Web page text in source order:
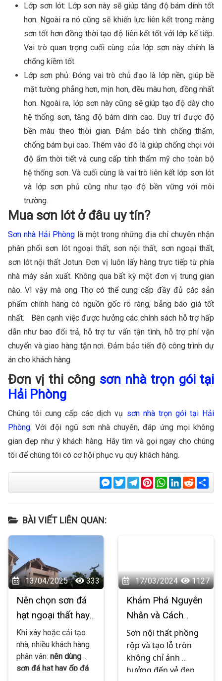
Lớp sơn lót: Lớp sơn này sẽ giúp tăng độ bám dính tốt
hơn. Ngoài ra nó cũng sẽ khiến lực liên kết trong màng
sơn tốt hơn đồng thời tạo độ liên kết tốt với lớp kế tiếp.
Vai trò quan trọng cuối cùng của lớp sơn này chính là
chống kiềm tốt.
Lớp sơn phủ: Đóng vai trò chủ đạo là lớp nền, giúp bề
mặt tường phẳng hơn, mịn hơn, đều màu hơn, đồng nhất
hơn. Ngoài ra, lớp sơn này cũng sẽ giúp tạo độ dày cho
hệ thống sơn, tăng độ bám dính cao. Duy trì được độ
bền màu theo thời gian. Đảm bảo tính chống thấm,
chống bám bụi cao. Thêm vào đó là giúp chống chọi với
độ ẩm thời tiết và cung cấp tính thẩm mỹ cho toàn bộ
hệ thống sơn. Và cuối cùng là vai trò liên kết lớp sơn lót
và lớp sơn phủ cũng như tạo độ bền vững với môi
trường.
Mua sơn lót ở đâu uy tín?
Sơn nhà Hải Phònglà một trong những địa chỉ chuyên nhận
phân phối sơn lót ngoại thất, sơn nội thất, sơn ngoại thất,
sơn lót nội thất Jotun. Đơn vị luôn lấy hàng trực tiếp từ phía
nhà máy sản xuất. Không qua bất kỳ một đơn vị trung gian
nào. Vì vậy mà ong Thợ có thể cung cấp đầy đủ các sản
phẩm chính hãng có nguồn gốc rõ ràng, bảng báo giá tốt
nhất. Bên cạnh việc được hưởng các chính sách hỗ trợ hấp
dẫn như bao đổi trả, hỗ trợ tư vấn tận tình, hỗ trợ phí vận
chuyển và giao hàng tận nơi. Đảm bảo tiến độ công trình dự
án cho khách hàng.
Đơn vị thi công sơn nhà trọn gói tại
Hải Phòng
Chúng tôi cung cấp các dịch vụ sơn nhà trọn gói tại Hải
Phòng. Với đội ngũ sơn nhà chuyên, đáp ứng mọi không
gian đẹp như ý khách hàng. Hãy tìm và gọi ngay cho chúng
tôi để chúng tôi có cơ hội phục vụ quý khách hàng.
Messenger
TwitterTelegram
Pinterest
WhatsApp
LinkedIn
Reddit
BÀI VIẾT LIÊN QUAN:
13/04/2025 333
Nên chọn sơn đá
hạt ngoại thất hay
ốp đá thật? – Tư
vấn từ người trong
nghề
Khi xây hoặc cải tạo
nhà, nhiều khách hàng
phân vân: nên dùng
sơn đá hạt hay ốp đá
17/03/2024 1127
Khám Phá Nguyên
Nhân và Cách
Khắc Phục Hiện
Tượng Sơn Nội
Thất Phồng Rộp
và Tạo Lỗ Tròn
Sơn nội thất phồng
rộp và tạo lỗ tròn
không chỉ ảnh
hưởng đến vẻ đẹp